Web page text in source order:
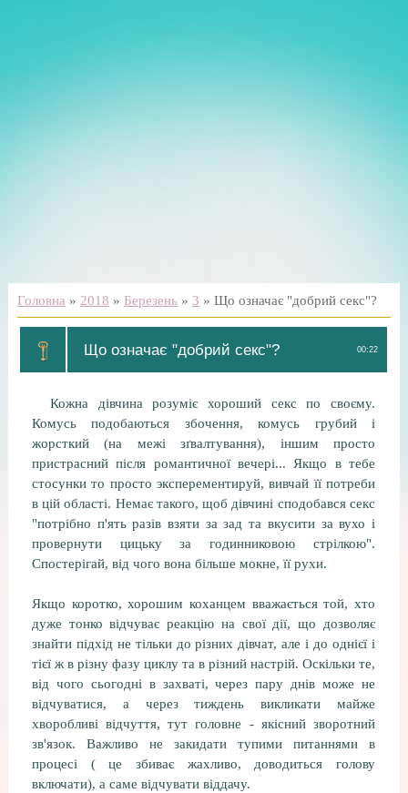
Головна » 2018 » Березень » 3 » Що означає "добрий секс"?
00:22
Що означає "добрий секс"?
Кожна дівчина розуміє хороший секс по своєму.
Комусь подобаються збочення, комусь грубий і
жорсткий (на межі зґвалтування), іншим просто
пристрасний після романтичної вечері... Якщо в тебе
стосунки то просто эксперементируй, вивчай її потреби
в цій області. Немає такого, щоб дівчині сподобався секс
"потрібно п'ять разів взяти за зад та вкусити за вухо і
провернути цицьку за годинниковою стрілкою".
Спостерігай, від чого вона більше мокне, її рухи.
Якщо коротко, хорошим коханцем вважається той, хто
дуже тонко відчуває реакцію на свої дії, що дозволяє
знайти підхід не тільки до різних дівчат, але і до однієї і
тієї ж в різну фазу циклу та в різний настрій. Оскільки те,
від чого сьогодні в захваті, через пару днів може не
відчуватися, а через тиждень викликати майже
хворобливі відчуття, тут головне - якісний зворотний
зв'язок. Важливо не закидати тупими питаннями в
процесі ( це збиває жахливо, доводиться голову
включати), а саме відчувати віддачу.